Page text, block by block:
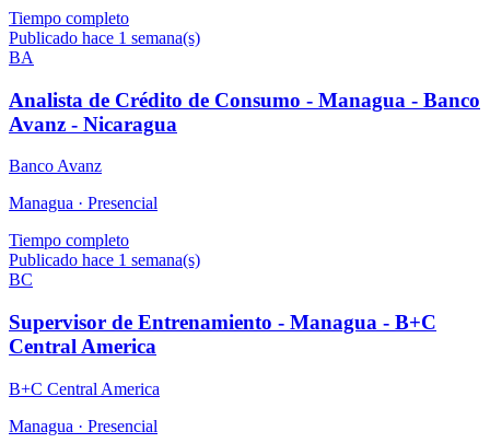
Tiempo completo
Publicado hace 1 semana(s)
BA
Analista de Crédito de Consumo - Managua - Banco
Avanz - Nicaragua
Banco Avanz
Managua · Presencial
Tiempo completo
Publicado hace 1 semana(s)
BC
Supervisor de Entrenamiento - Managua - B+C
Central America
B+C Central America
Managua · Presencial